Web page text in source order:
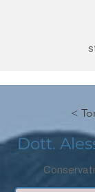
<
Dott.